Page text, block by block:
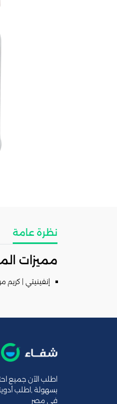
نظرة عامة
مميزات
إنفينيتي | كريم
اطلب الآن جميع
بسهولة ,اطلب
فى مصر